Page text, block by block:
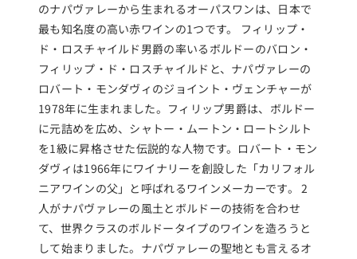
のナパヴァレーから生まれるオーパスワンは、日本で
最も知名度の高い赤ワインの1つです。 フィリップ・
ド・ロスチャイルド男爵の率いるボルドーのバロン・
フィリップ・ド・ロスチャイルドと、ナパヴァレーの
ロバート・モンダヴィのジョイント・ヴェンチャーが
1978年に生まれました。フィリップ男爵は、ボルドー
に元詰めを広め、シャトー・ムートン・ロートシルト
を1級に昇格させた伝説的な人物です。ロバート・モン
ダヴィは1966年にワイナリーを創設した「カリフォル
ニアワインの父」と呼ばれるワインメーカーです。 2
人がナパヴァレーの風土とボルドーの技術を合わせ
て、世界クラスのボルドータイプのワインを造ろうと
して始まりました。ナパヴァレーの聖地とも言えるオ